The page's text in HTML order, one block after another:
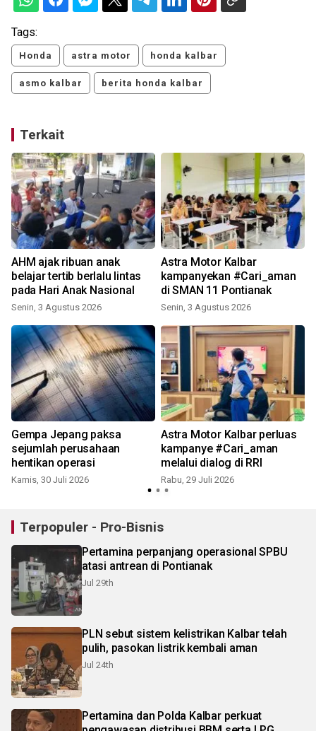
Tags:
Honda astra motor honda kalbar
asmo kalbar berita honda kalbar
Terkait
AHM ajak ribuan anak
belajar tertib berlalu lintas
pada Hari Anak Nasional
Senin, 3 Agustus 2026
Astra Motor Kalbar
kampanyekan #Cari_aman
di SMAN 11 Pontianak
Senin, 3 Agustus 2026
Gempa Jepang paksa
sejumlah perusahaan
hentikan operasi
Kamis, 30 Juli 2026
Astra Motor Kalbar perluas
kampanye #Cari_aman
melalui dialog di RRI
Rabu, 29 Juli 2026
Terpopuler - Pro-Bisnis
Pertamina perpanjang operasional SPBU
atasi antrean di Pontianak
Jul 29th
PLN sebut sistem kelistrikan Kalbar telah
pulih, pasokan listrik kembali aman
Jul 24th
Pertamina dan Polda Kalbar perkuat